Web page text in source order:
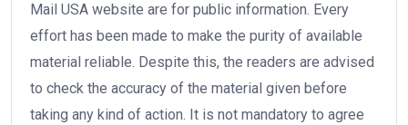
Mail USA website are for public information. Every
effort has been made to make the purity of available
material reliable. Despite this, the readers are advised
to check the accuracy of the material given before
taking any kind of action. It is not mandatory to agree